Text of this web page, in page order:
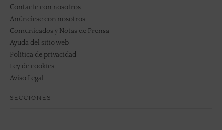
Contacte con nosotros
Anúnciese con nosotros
Comunicados y Notas de Prensa
Ayuda del sitio web
Política de privacidad
Ley de cookies
Aviso Legal
SECCIONES